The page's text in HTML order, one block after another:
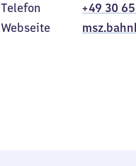
Telefon
+49 30
Webseite